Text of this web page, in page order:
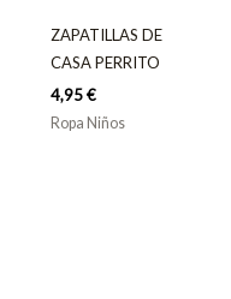
ZAPATILLAS DE
CASA PERRITO
4,95€
Ropa Niños